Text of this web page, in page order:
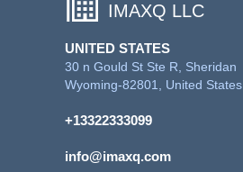
IMAXQ LLC
UNITED STATES
30 n Gould St Ste R, Sheridan
Wyoming-82801, United States
+13322333099
info@imaxq.com